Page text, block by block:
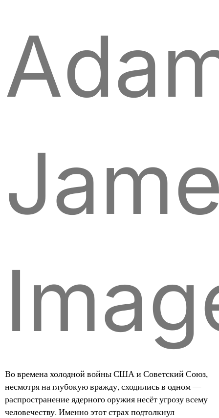
Во времена холодной войны США и Советский Союз,
несмотря на глубокую вражду, сходились в одном —
распространение ядерного оружия несёт угрозу всему
человечеству. Именно этот страх подтолкнул